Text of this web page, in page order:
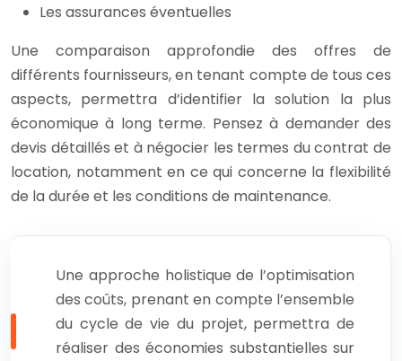
Les assurances éventuelles
Une comparaison approfondie des offres de
différents fournisseurs, en tenant compte de tous ces
aspects, permettra d’identifier la solution la plus
économique à long terme. Pensez à demander des
devis détaillés et à négocier les termes du contrat de
location, notamment en ce qui concerne la flexibilité
de la durée et les conditions de maintenance.
Une approche holistique de l’optimisation
des coûts, prenant en compte l’ensemble
du cycle de vie du projet, permettra de
réaliser des économies substantielles sur